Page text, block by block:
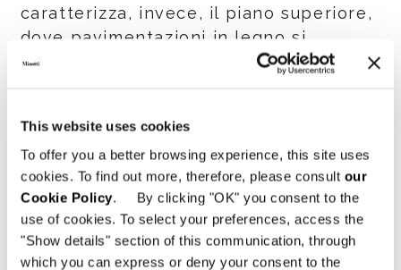
This website uses cookies
To offer you a better browsing experience, this site uses
cookies. To find out more, therefore, please consult our
Cookie Policy. By clicking "OK" you consent to the
use of cookies. To select your preferences, access the
"Show details" section of this communication, through
which you can express or deny your consent to the
caratterizza, invece, il piano superiore,
dove pavimentazioni in legno si
alternano ai toni chiari del travertino e
modulari Yvesdi Hannes Peer,
Horizonte di Marcio Kogan / Studio
MK27 eTwiggydi Rodolfo Dordoni.
Una scultorea scala curva,
completamente rivestita in acciaio,